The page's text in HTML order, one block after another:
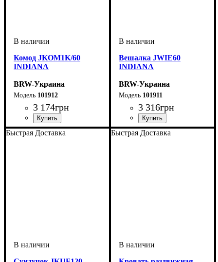
Комод JKOM1K/60
INDIANA
BRW-Украина
101912
3 174грн
ширина, мм: 600
высота, мм: 475
глубина, мм: 400
Вешалка JWIE60
INDIANA
BRW-Украина
101911
3 316грн
ширина, мм: 600
высота, мм: 1400
глубина, мм: 35
Быстрая Доставка Быстрая Доставка